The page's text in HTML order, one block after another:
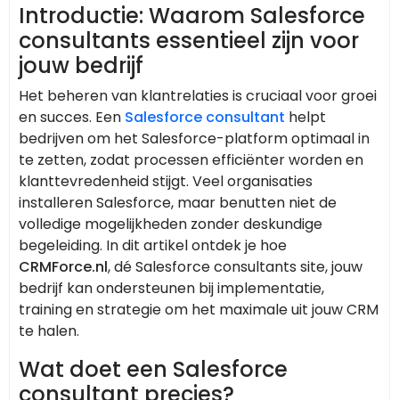
Introductie: Waarom Salesforce
consultants essentieel zijn voor
jouw bedrijf
Het beheren van klantrelaties is cruciaal voor groei
en succes. Een Salesforce consultant helpt
bedrijven om het Salesforce-platform optimaal in
te zetten, zodat processen efficiënter worden en
klanttevredenheid stijgt. Veel organisaties
installeren Salesforce, maar benutten niet de
volledige mogelijkheden zonder deskundige
begeleiding. In dit artikel ontdek je hoe
CRMForce.nl, dé Salesforce consultants site, jouw
bedrijf kan ondersteunen bij implementatie,
training en strategie om het maximale uit jouw CRM
te halen.
Wat doet een Salesforce